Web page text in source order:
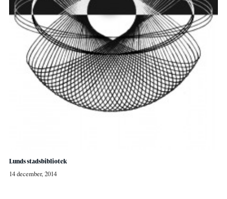
Lunds stadsbibliotek
14 december, 2014